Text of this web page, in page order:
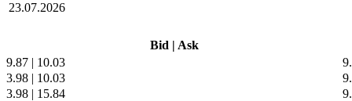
23.07.2026
Bid | Ask
9.87 | 10.03
3.98 | 10.03
3.98 | 15.84